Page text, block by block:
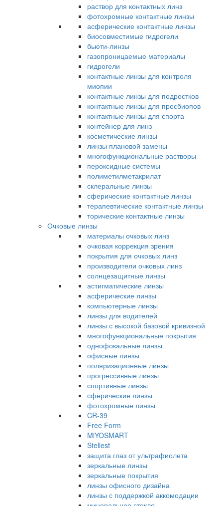
раствор для контактных линз
фотохромные контактные линзы
асферические контактные линзы
биосовместимые гидрогели
бьюти-линзы
газопроницаемые материалы
гидрогели
контактные линзы для контроля
миопии
контактные линзы для подростков
контактные линзы для пресбиопов
контактные линзы для спорта
контейнер для линз
косметические линзы
линзы плановой замены
многофункциональные растворы
пероксидные системы
полиметилметакрилат
склеральные линзы
сферические контактные линзы
терапевтические контактные линзы
торические контактные линзы
Очковые линзы
материалы очковых линз
очковая коррекция зрения
покрытия для очковых линз
производители очковых линз
солнцезащитные линзы
астигматические линзы
асферические линзы
компьютерные линзы
линзы для водителей
линзы с высокой базовой кривизной
многофункциональные покрытия
однофокальные линзы
офисные линзы
поляризационные линзы
прогрессивные линзы
спортивные линзы
сферические линзы
фотохромные линзы
CR-39
Free Form
MiYOSMART
Stellest
защита глаз от ультрафиолета
зеркальные линзы
зеркальные покрытия
линзы офисного дизайна
линзы с поддержкой аккомодации